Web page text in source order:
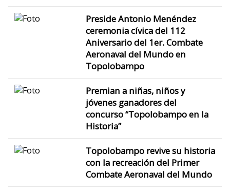
Preside Antonio Menéndez
ceremonia cívica del 112
Aniversario del 1er. Combate
Aeronaval del Mundo en
Topolobampo
Premian a niñas, niños y
jóvenes ganadores del
concurso “Topolobampo en la
Historia”
Topolobampo revive su historia
con la recreación del Primer
Combate Aeronaval del Mundo